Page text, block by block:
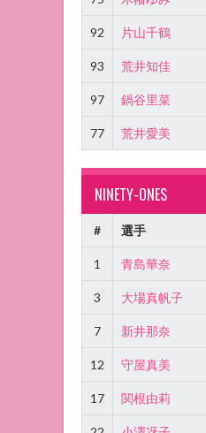
92 片山千鶴
93 荒井知佳
97 鍋谷里菜
77 荒井愛美
NINETY-ONES
# 選手
1 青島華奈
3 大場真帆子
7 新井那奈
12 守屋真美
17 関根由莉